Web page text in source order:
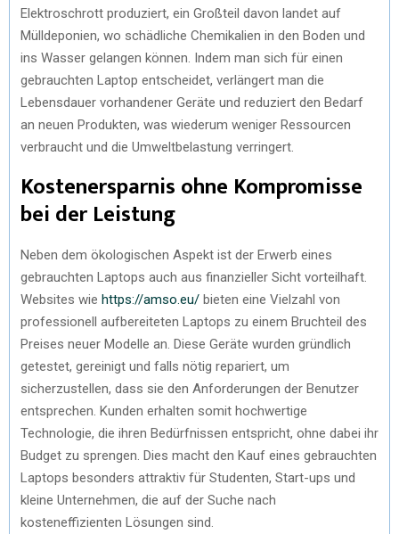
Elektroschrott produziert, ein Großteil davon landet auf
Mülldeponien, wo schädliche Chemikalien in den Boden und
ins Wasser gelangen können. Indem man sich für einen
gebrauchten Laptop entscheidet, verlängert man die
Lebensdauer vorhandener Geräte und reduziert den Bedarf
an neuen Produkten, was wiederum weniger Ressourcen
verbraucht und die Umweltbelastung verringert.
Kostenersparnis ohne Kompromisse
bei der Leistung
Neben dem ökologischen Aspekt ist der Erwerb eines
gebrauchten Laptops auch aus finanzieller Sicht vorteilhaft.
Websites wie https://amso.eu/ bieten eine Vielzahl von
professionell aufbereiteten Laptops zu einem Bruchteil des
Preises neuer Modelle an. Diese Geräte wurden gründlich
getestet, gereinigt und falls nötig repariert, um
sicherzustellen, dass sie den Anforderungen der Benutzer
entsprechen. Kunden erhalten somit hochwertige
Technologie, die ihren Bedürfnissen entspricht, ohne dabei ihr
Budget zu sprengen. Dies macht den Kauf eines gebrauchten
Laptops besonders attraktiv für Studenten, Start-ups und
kleine Unternehmen, die auf der Suche nach
kosteneffizienten Lösungen sind.